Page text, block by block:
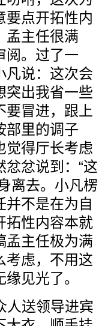
要点开拓性内
孟主任很满
阅。过了一
凡说：这次会
突出我省一些
要冒进，跟上
部里的调子
觉得厅长考虑
忿说到：“这
离去。小凡楞
并不是在为自
拓性内容本就
孟主任极为满
考虑，不用这
见光了。
人送领导进宾